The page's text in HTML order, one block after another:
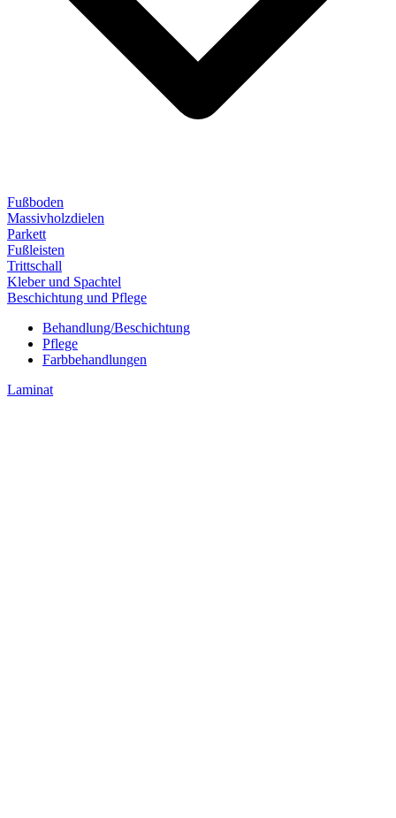
Fußboden
Massivholzdielen
Parkett
Fußleisten
Trittschall
Kleber und Spachtel
Beschichtung und Pflege
Behandlung/Beschichtung
Pflege
Farbbehandlungen
Laminat